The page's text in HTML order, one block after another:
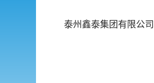
泰州鑫泰集团有限公司